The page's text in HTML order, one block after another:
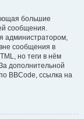
большие
сообщения.
администратором,
сообщения в
но теги в нём
дополнительной
BBCode, ссылка на